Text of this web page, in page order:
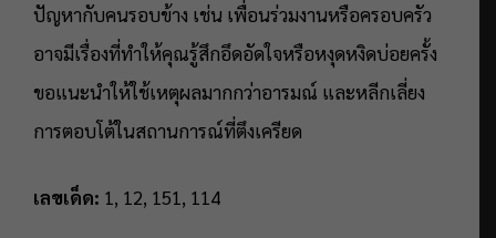
ปัญหากับคนรอบข้าง เช่น เพื่อนร่วมงานหรือครอบครัว
อาจมีเรื่องที่ทำให้คุณรู้สึกอึดอัดใจหรือหงุดหงิดบ่อยครั้ง
ขอแนะนำให้ใช้เหตุผลมากกว่าอารมณ์ และหลีกเลี่ยง
การตอบโต้ในสถานการณ์ที่ตึงเครียด
เลขเด็ด: 1, 12, 151, 114